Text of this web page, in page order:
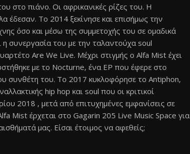
στο πιάνο. Οι αφρικανικές ρίζες του. Η
Το 2014 ξεκίνησε και επισήμως την
όσο και μέσω της συμμετοχής του σε ομαδικά
συνεργασία του με την ταλαντούχα soul
Are We Live. Μέχρι στιγμής ο Alfa Mist έχει
με το Nocturne, ένα EP που έφερε στο
συνθέτη του. Το 2017 κυκλοφόρησε το Antiphon,
hip hop και soul που οι κριτικοί
2018 , μετά από επιτυχημένες εμφανίσεις σε
Mist έρχεται στο Gagarin 205 Live Music Space για
μας. Είσαι έτοιμος να αφεθείς;